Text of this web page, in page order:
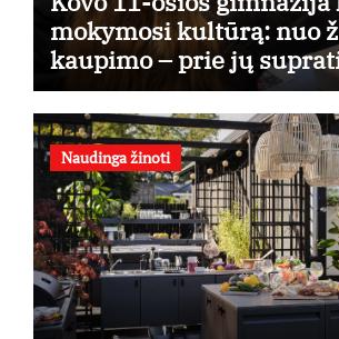
mokymosi kultūrą: nuo
kaupimo – prie jų
taikymo
Naudinga žinoti